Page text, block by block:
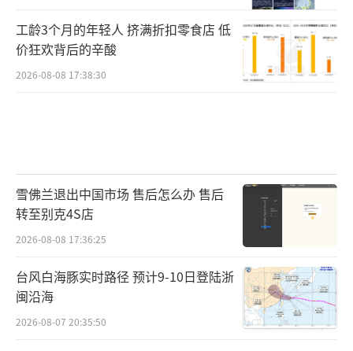
工龄3个月的年轻人 挤满折扣零食店 低
价狂欢背后的辛酸
2026-08-08 17:38:30
雪佛兰退出中国市场 售后怎么办 售后
转至别克4S店
2026-08-08 17:36:25
台风白海豚实时路径 预计9-10日登陆浙
闽沿海
2026-08-07 20:35:50